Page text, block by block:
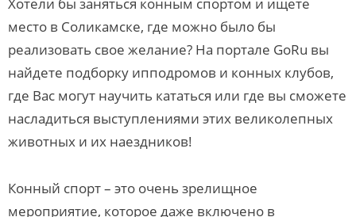
место в Соликамске, где можно было бы
реализовать свое желание? На портале GoRu вы
найдете подборку ипподромов и конных клубов,
где Вас могут научить кататься или где вы сможете
насладиться выступлениями этих великолепных
животных и их наездников!
Конный спорт – это очень зрелищное
мероприятие, которое даже включено в